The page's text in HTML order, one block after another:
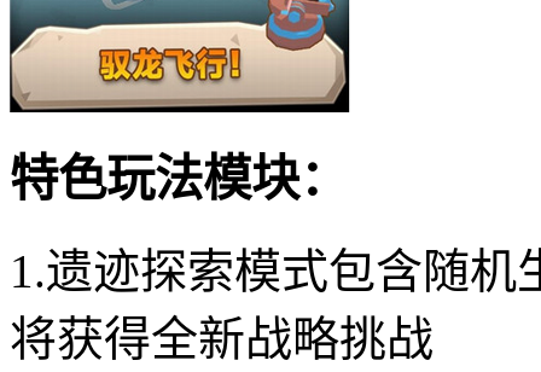
特色玩法模块：
1.遗迹探索模式包含随
将获得全新战略挑战